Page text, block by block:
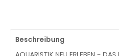
Beschreibung